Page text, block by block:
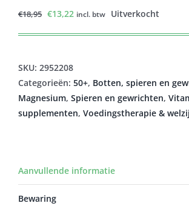
€18,95 Oorspronkelijke
€13,22Huidige
incl. btw Uitverkocht
SKU: 2952208
Categorieën: 50+, Botten, spieren en
Magnesium, Spieren en gewrichten,
supplementen, Voedingstherapie &
Aanvullende informatie
Bewaring